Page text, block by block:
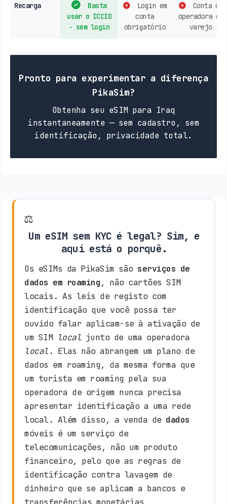
Recarga
Basta
usar o ICCID
- sem login
Login em
conta
obrigatório
Conta de
operadora ou
varejo
Pronto para experimentar a diferença
PikaSim?
Obtenha seu eSIM para Iraq
instantaneamente — sem cadastro, sem
identificação, privacidade total.
⚖️
Um eSIM sem KYC é legal? Sim, e
aqui está o porquê.
Os eSIMs da PikaSim são serviços de
dados em roaming, não cartões SIM
locais. As leis de registo com
identificação que você possa ter
ouvido falar aplicam-se à ativação de
um SIM local junto de uma operadora
local . Elas não abrangem um plano de
dados em roaming, da mesma forma que
um turista em roaming pela sua
operadora de origem nunca precisa
apresentar identificação a uma rede
local. Além disso, a venda de dados
móveis é um serviço de
telecomunicações, não um produto
financeiro, pelo que as regras de
identificação contra lavagem de
dinheiro que se aplicam a bancos e